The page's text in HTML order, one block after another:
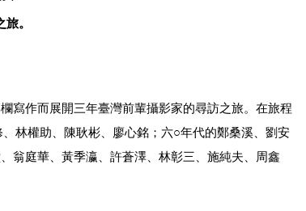
。
作而展開三年臺灣前輩攝影家的尋訪之旅。在旅程
林權助、陳耿彬、廖心銘；六○年代的鄭桑溪、劉安
翁庭華、黃季瀛、許蒼澤、林彰三、施純夫、周鑫